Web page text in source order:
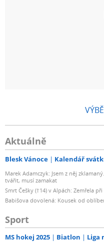
Aktuálně
Blesk Vánoce Kalendář
Marek Adamczyk: Jsem z něj
tvářit, musí zamakat
Smrt Češky (†14) v Alpách: Zemřela
Babišova dovolená: Kousek od
Sport
MS hokej 2025 Biatlon Liga